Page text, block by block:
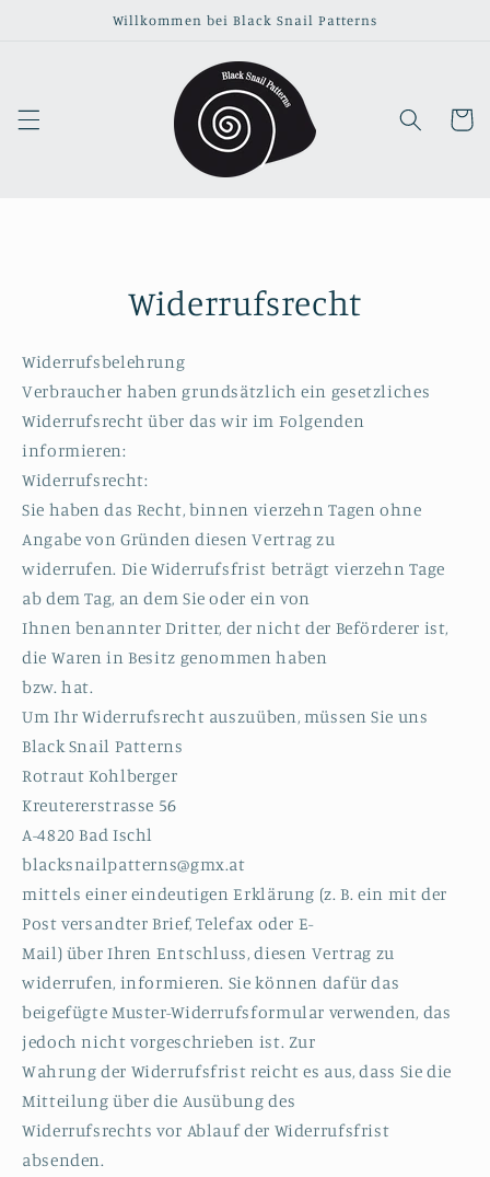
Willkommen bei Black Snail Patterns
Widerrufsrecht
Widerrufsbelehrung
Verbraucher haben grundsätzlich ein gesetzliches
Widerrufsrecht über das wir im Folgenden
informieren:
Widerrufsrecht:
Sie haben das Recht, binnen vierzehn Tagen ohne
Angabe von Gründen diesen Vertrag zu
widerrufen. Die Widerrufsfrist beträgt vierzehn Tage
ab dem Tag, an dem Sie oder ein von
Ihnen benannter Dritter, der nicht der Beförderer ist,
die Waren in Besitz genommen haben
bzw. hat.
Um Ihr Widerrufsrecht auszuüben, müssen Sie uns
Black Snail Patterns
Rotraut Kohlberger
Kreutererstrasse 56
A-4820 Bad Ischl
blacksnailpatterns@gmx.at
mittels einer eindeutigen Erklärung (z. B. ein mit der
Post versandter Brief, Telefax oder E-
Mail) über Ihren Entschluss, diesen Vertrag zu
widerrufen, informieren. Sie können dafür das
beigefügte Muster-Widerrufsformular verwenden, das
jedoch nicht vorgeschrieben ist. Zur
Wahrung der Widerrufsfrist reicht es aus, dass Sie die
Mitteilung über die Ausübung des
Widerrufsrechts vor Ablauf der Widerrufsfrist
absenden.